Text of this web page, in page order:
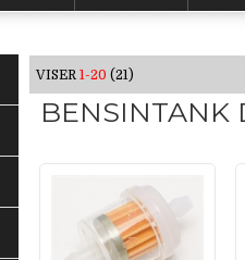
VISER 1-20 (21)
BENSINTANK